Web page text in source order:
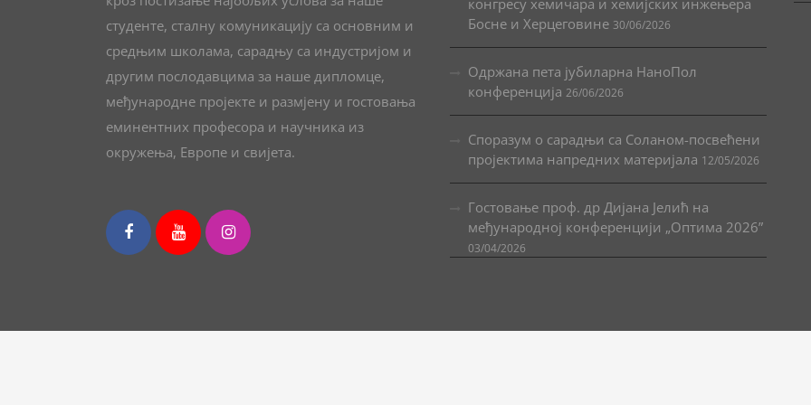
студенте, сталну комуникацију са основним и
средњим школама, сарадњу са индустријом и
другим послодавцима за наше дипломце,
међународне пројекте и размјену и гостовања
еминентних професора и научника из
окружења, Европе и свијета.
конгресу хемичара и хемијских инжењера
Босне и Херцеговине 30/06/2026
Одржана пета јубиларна НаноПол
конференција 26/06/2026
Споразум о сарадњи са Соланом-посвећени
пројектима напредних материјала 12/05/2026
Гостовање проф. др Дијана Јелић на
међународној конференцији „Оптима 2026”
03/04/2026